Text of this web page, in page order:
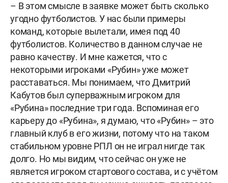
– В этом смысле в заявке может быть сколько
угодно футболистов. У нас были примеры
команд, которые вылетали, имея под 40
футболистов. Количество в данном случае не
равно качеству. И мне кажется, что с
некоторыми игроками «Рубин» уже может
расставаться. Мы понимаем, что Дмитрий
Кабутов был суперважным игроком для
«Рубина» последние три года. Вспоминая его
карьеру до «Рубина», я думаю, что «Рубин» – это
главный клуб в его жизни, потому что на таком
стабильном уровне РПЛ он не играл нигде так
долго. Но мы видим, что сейчас он уже не
является игроком стартового состава, и с учётом